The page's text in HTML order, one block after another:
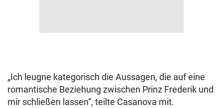
„Ich leugne kategorisch die Aussagen, die auf eine
romantische Beziehung zwischen Prinz Frederik und
mir schließen lassen“, teilte Casanova mit.